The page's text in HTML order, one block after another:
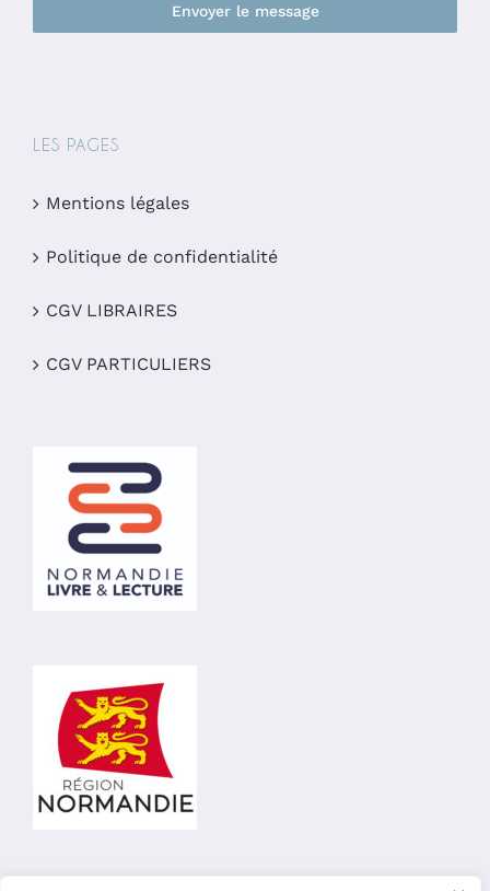
Envoyer le message
LES PAGES
Mentions légales
Politique de confidentialité
CGV LIBRAIRES
CGV PARTICULIERS